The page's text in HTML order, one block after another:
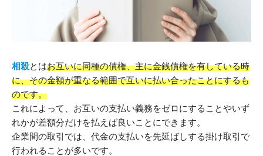
相殺とはお互いに同種の債権、主に金銭債権を有している時
に、その金額が重なる範囲で互いに払い合ったことにするも
のです。
これによって、お互いの支払い義務をゼロにすることやいず
れかが差額分だけを払えば良いことにできます。
企業間の取引では、代金の支払いを先延ばしする掛け取引で
行われることが多いです。